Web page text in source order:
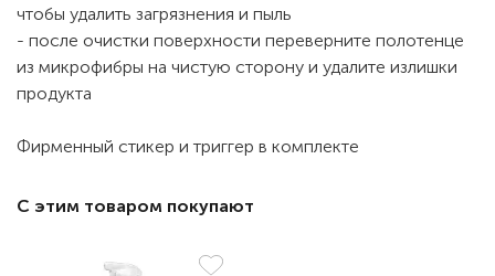
чтобы удалить загрязнения и пыль
- после очистки поверхности переверните полотенце
из микрофибры на чистую сторону и удалите излишки
продукта
Фирменный стикер и триггер в комплекте
С этим товаром покупают